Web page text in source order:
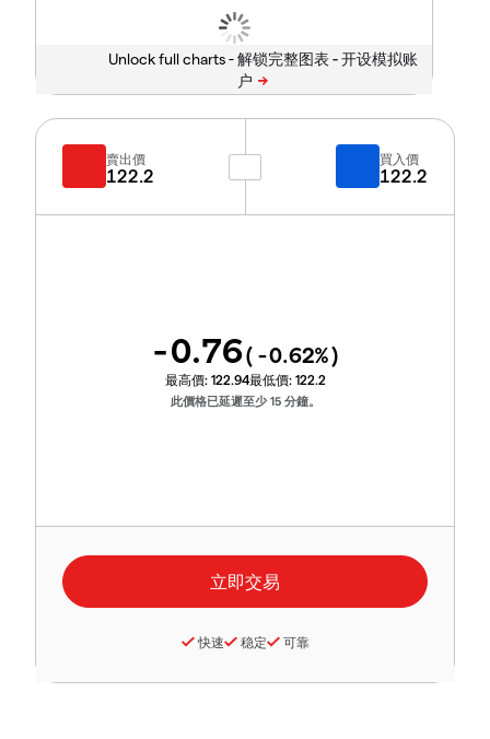
Unlock full charts -
賣出價
122.2
買入價
122.2
-0.76( -0.62%)
最高價: 122.94最低價: 122.2
此價格已延遲至少 15 分鐘。
快速 稳定 可靠